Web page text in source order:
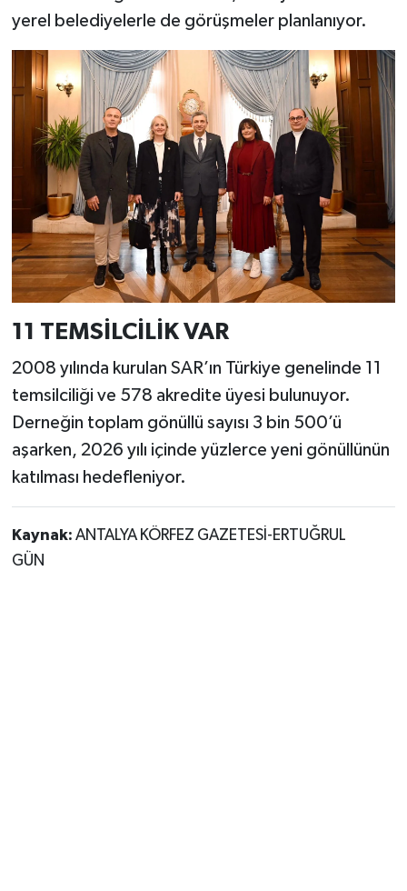
yerel belediyelerle de görüşmeler planlanıyor.
11 TEMSİLCİLİK VAR
2008 yılında kurulan SAR’ın Türkiye genelinde 11
temsilciliği ve 578 akredite üyesi bulunuyor.
Derneğin toplam gönüllü sayısı 3 bin 500’ü
aşarken, 2026 yılı içinde yüzlerce yeni gönüllünün
katılması hedefleniyor.
Kaynak: ANTALYA KÖRFEZ GAZETESİ-ERTUĞRUL
GÜN